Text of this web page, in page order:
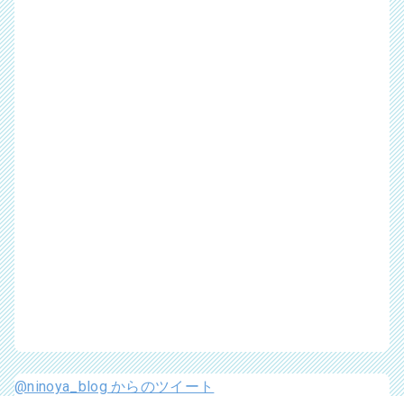
@ninoya_blog からのツイート